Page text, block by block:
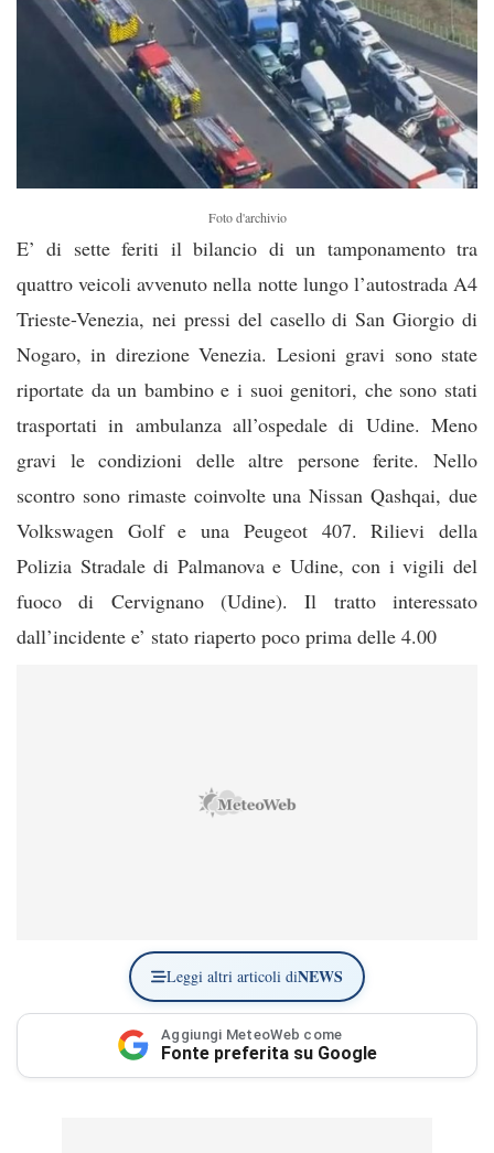
Foto d'archivio
E’ di sette feriti il bilancio di un tamponamento tra
quattro veicoli avvenuto nella notte lungo l’autostrada A4
Trieste-Venezia, nei pressi del casello di San Giorgio di
Nogaro, in direzione Venezia. Lesioni gravi sono state
riportate da un bambino e i suoi genitori, che sono stati
trasportati in ambulanza all’ospedale di Udine. Meno
gravi le condizioni delle altre persone ferite. Nello
scontro sono rimaste coinvolte una Nissan Qashqai, due
Volkswagen Golf e una Peugeot 407. Rilievi della
Polizia Stradale di Palmanova e Udine, con i vigili del
fuoco di Cervignano (Udine). Il tratto interessato
dall’incidente e’ stato riaperto poco prima delle 4.00
Leggi altri articoli diNEWS
Aggiungi MeteoWeb come
Fonte preferita su Google